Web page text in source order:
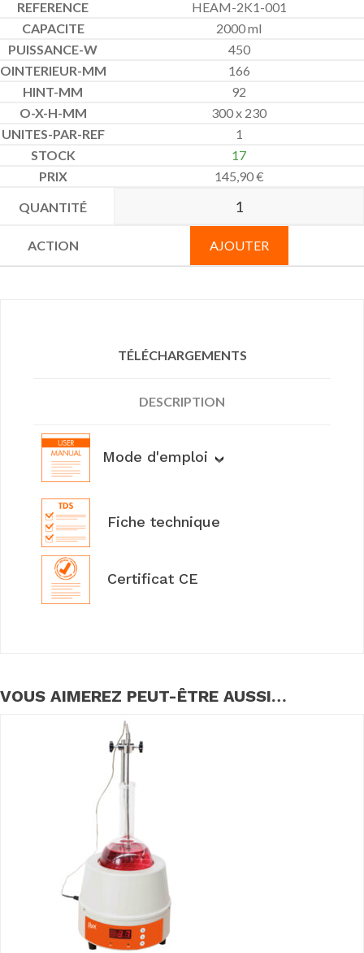
HEAM-2K1-001
2000 ml
450
166
92
300 x 230
1
17
145,90€
AJOUTER
TÉLÉCHARGEMENTS
DESCRIPTION
Mode d'emploi
Fiche technique
Certificat CE
VOUS AIMEREZ PEUT-ÊTRE AUSSI…